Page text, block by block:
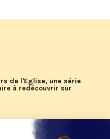
de l'Église, une série
à redécouvrir sur
d'été 2026 de KTO